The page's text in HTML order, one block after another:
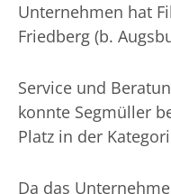
Unternehmen hat
Friedberg (b.
Service und
konnte Segmüller
Platz in der
Da das